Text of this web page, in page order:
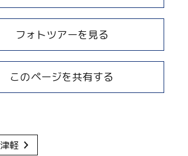
フォトツアーを見る
このページを共有する
津軽